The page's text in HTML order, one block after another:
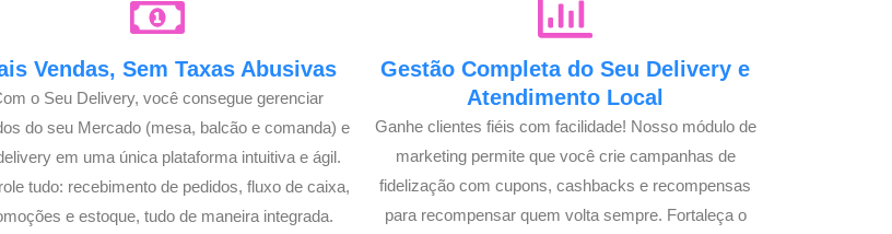
Vendas, Sem Taxas Abusivas
o Seu Delivery, você consegue gerenciar
do seu Mercado (mesa, balcão e comanda) e
em uma única plataforma intuitiva e ágil.
tudo: recebimento de pedidos, fluxo de caixa,
e estoque, tudo de maneira integrada.
Gestão Completa do Seu Delivery e
Atendimento Local
Ganhe clientes fiéis com facilidade! Nosso módulo de
marketing permite que você crie campanhas de
fidelização com cupons, cashbacks e recompensas
para recompensar quem volta sempre. Fortaleça o